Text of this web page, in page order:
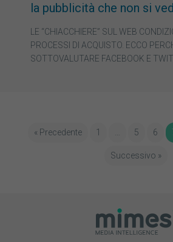
la pubblicità che non si
LE “CHIACCHIERE” SUL WEB
PROCESSI DI ACQUISTO. ECCO
SOTTOVALUTARE FACEBOOK E
« Precedente 1 5 6
Successivo »